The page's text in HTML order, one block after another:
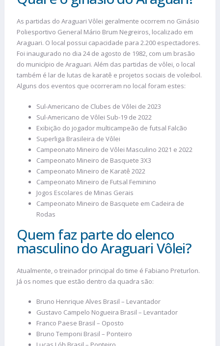
As partidas do Araguari Vôlei geralmente ocorrem no Ginásio
Poliesportivo General Mário Brum Negreiros, localizado em
Araguari. O local possui capacidade para 2.200 espectadores.
Foi inaugurado no dia 24 de agosto de 1982, com um brasão
do município de Araguari. Além das partidas de vôlei, o local
também é lar de lutas de karatê e projetos sociais de voleibol.
Alguns dos eventos que ocorreram no local foram estes:
Sul-Americano de Clubes de Vôlei de 2023
Sul-Americano de Vôlei Sub-19 de 2022
Exibição do jogador multicampeão de futsal Falcão
Superliga Brasileira de Vôlei
Campeonato Mineiro de Vôlei Masculino 2021 e 2022
Campeonato Mineiro de Basquete 3X3
Campeonato Mineiro de Karatê 2022
Campeonato Mineiro de Futsal Feminino
Jogos Escolares de Minas Gerais
Campeonato Mineiro de Basquete em Cadeira de
Rodas
Quem faz parte do elenco
masculino do Araguari Vôlei?
Atualmente, o treinador principal do time é Fabiano Preturlon.
Já os nomes que estão dentro da quadra são:
Bruno Henrique Alves Brasil – Levantador
Gustavo Campelo Nogueira Brasil – Levantador
Franco Paese Brasil – Oposto
Bruno Temponi Brasil – Ponteiro